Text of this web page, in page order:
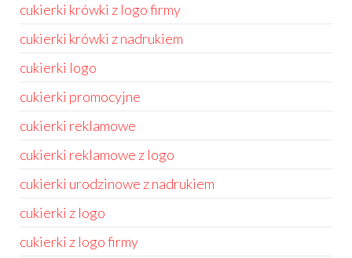
cukierki krówki z logo firmy
cukierki krówki z nadrukiem
cukierki logo
cukierki promocyjne
cukierki reklamowe
cukierki reklamowe z logo
cukierki urodzinowe z nadrukiem
cukierki z logo
cukierki z logo firmy